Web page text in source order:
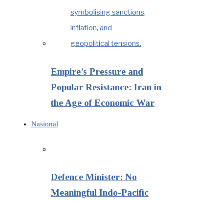
Empire’s Pressure and
Popular Resistance: Iran in
the Age of Economic War
Nasional
Defence Minister: No
Meaningful Indo-Pacific